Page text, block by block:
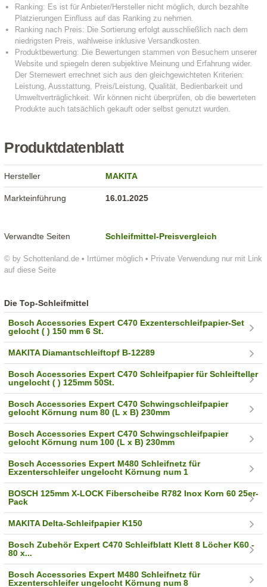
Produktdatenblatt
© by Schottenland.de • Irrtümer möglich • Private Verwendung nur mit Link
auf diese Seite
Hersteller MAKITA
Markteinführung 16.01.2025
Verwandte Seiten Schleifmittel-Preisvergleich
Die Top-Schleifmittel
Bosch Accessories Expert C470 Exzenterschleifpapier-Set
gelocht ( ) 150 mm 6 St.
MAKITA Diamantschleiftopf B-12289
Bosch Accessories Expert C470 Schleifpapier für Schleifteller
ungelocht ( ) 125mm 50St.
Bosch Accessories Expert C470 Schwingschleifpapier
gelocht Körnung num 80 (L x B) 230mm
Bosch Accessories Expert C470 Schwingschleifpapier
gelocht Körnung num 100 (L x B) 230mm
Bosch Accessories Expert M480 Schleifnetz für
Exzenterschleifer ungelocht Körnung num 1
BOSCH 125mm X-LOCK Fiberscheibe R782 Inox Korn 60 25er-
Pack
MAKITA Delta-Schleifpapier K150
Bosch Zubehör Expert C470 Schleifblatt Klett 8 Löcher K60 -
80 x...
Bosch Accessories Expert M480 Schleifnetz für
Exzenterschleifer ungelocht Körnung num 8